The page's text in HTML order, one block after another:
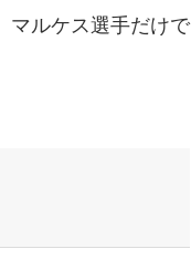
マルケス選手だけで